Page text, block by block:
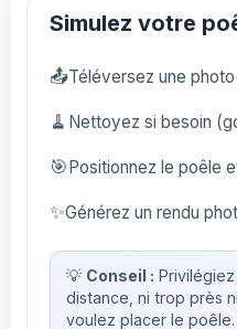
Simulez votre
📤Téléversez une
🧹 Nettoyez si besoin
🎯Positionnez le poêle
✨Générez un rendu
💡 Conseil :
distance, ni trop près
voulez placer le poêle.